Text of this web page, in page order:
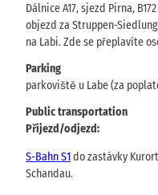
Dálnice A17, sjezd Pirna,
objezd za Struppen-
na Labi. Zde se přeplavíte
Parking
parkoviště u Labe (za
Public transportation
Příjezd/odjezd:
S-Bahn S1do zastávky
Schandau.